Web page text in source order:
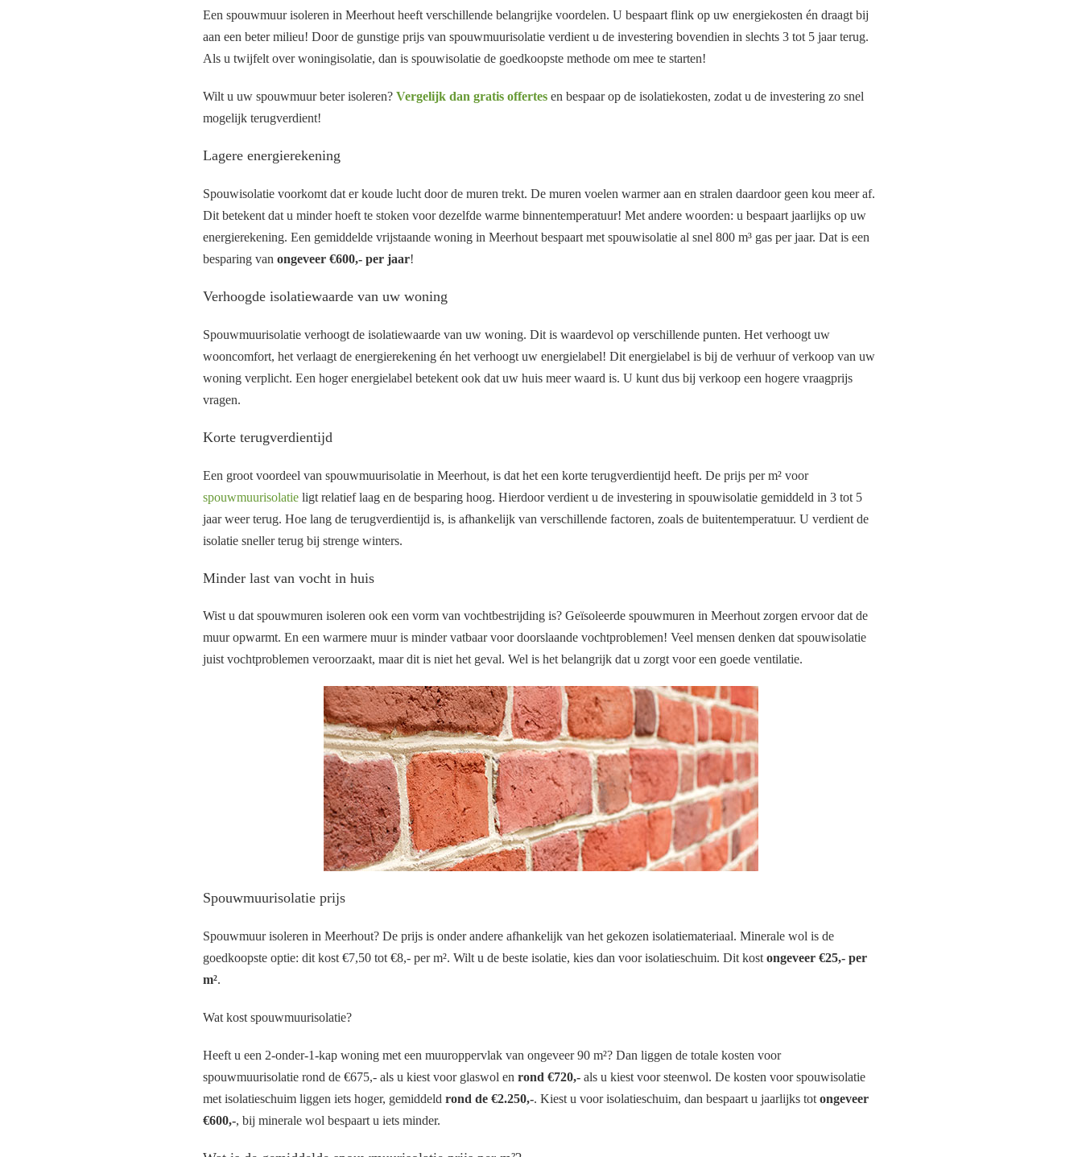
Een spouwmuur isoleren in Meerhout heeft verschillende belangrijke voordelen. U bespaart flink op uw energiekosten én draagt bij
aan een beter milieu! Door de gunstige prijs van spouwmuurisolatie verdient u de investering bovendien in slechts 3 tot 5 jaar terug.
Als u twijfelt over woningisolatie, dan is spouwisolatie de goedkoopste methode om mee te starten!
Wilt u uw spouwmuur beter isoleren? Vergelijk dan gratis offertes en bespaar op de isolatiekosten, zodat u de investering zo snel
mogelijk terugverdient!
Lagere energierekening
Spouwisolatie voorkomt dat er koude lucht door de muren trekt. De muren voelen warmer aan en stralen daardoor geen kou meer af.
Dit betekent dat u minder hoeft te stoken voor dezelfde warme binnentemperatuur! Met andere woorden: u bespaart jaarlijks op uw
energierekening. Een gemiddelde vrijstaande woning in Meerhout bespaart met spouwisolatie al snel 800 m³ gas per jaar. Dat is een
besparing van ongeveer €600,- per jaar!
Verhoogde isolatiewaarde van uw woning
Spouwmuurisolatie verhoogt de isolatiewaarde van uw woning. Dit is waardevol op verschillende punten. Het verhoogt uw
wooncomfort, het verlaagt de energierekening én het verhoogt uw energielabel! Dit energielabel is bij de verhuur of verkoop van uw
woning verplicht. Een hoger energielabel betekent ook dat uw huis meer waard is. U kunt dus bij verkoop een hogere vraagprijs
vragen.
Korte terugverdientijd
Een groot voordeel van spouwmuurisolatie in Meerhout, is dat het een korte terugverdientijd heeft. De prijs per m² voor
spouwmuurisolatie ligt relatief laag en de besparing hoog. Hierdoor verdient u de investering in spouwisolatie gemiddeld in 3 tot 5
jaar weer terug. Hoe lang de terugverdientijd is, is afhankelijk van verschillende factoren, zoals de buitentemperatuur. U verdient de
isolatie sneller terug bij strenge winters.
Minder last van vocht in huis
Wist u dat spouwmuren isoleren ook een vorm van vochtbestrijding is? Geïsoleerde spouwmuren in Meerhout zorgen ervoor dat de
muur opwarmt. En een warmere muur is minder vatbaar voor doorslaande vochtproblemen! Veel mensen denken dat spouwisolatie
juist vochtproblemen veroorzaakt, maar dit is niet het geval. Wel is het belangrijk dat u zorgt voor een goede ventilatie.
Spouwmuurisolatie prijs
Spouwmuur isoleren in Meerhout? De prijs is onder andere afhankelijk van het gekozen isolatiemateriaal. Minerale wol is de
goedkoopste optie: dit kost €7,50 tot €8,- per m². Wilt u de beste isolatie, kies dan voor isolatieschuim. Dit kost ongeveer €25,- per
m².
Wat kost spouwmuurisolatie?
Heeft u een 2-onder-1-kap woning met een muuroppervlak van ongeveer 90 m²? Dan liggen de totale kosten voor
spouwmuurisolatie rond de €675,- als u kiest voor glaswol en rond €720,- als u kiest voor steenwol. De kosten voor spouwisolatie
met isolatieschuim liggen iets hoger, gemiddeld rond de €2.250,-. Kiest u voor isolatieschuim, dan bespaart u jaarlijks tot ongeveer
€600,-, bij minerale wol bespaart u iets minder.